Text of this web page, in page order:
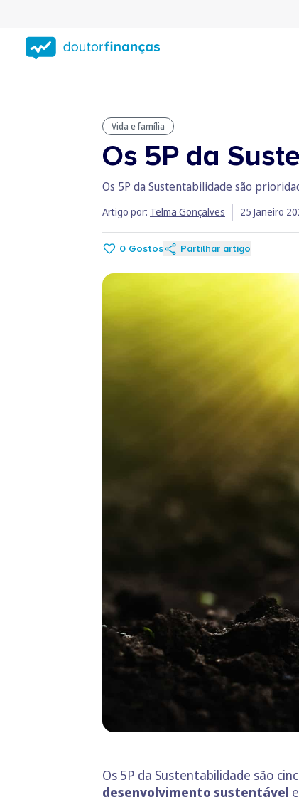
conteúdo
principal
Vida e família
Os 5P da
Os 5P da Sustentabilidade são
Artigo por: Telma Gonçalves 25 Janeiro
0 Gostos Partilhar artigo
Os 5P da Sustentabilidade são
desenvolvimento sustentável